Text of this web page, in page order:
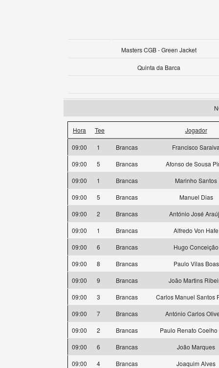
Masters CGB - Green Jacket
Quinta da Barca
Hora Tee Jogador
09:00 1 Brancas
Francisco
09:00
5 Brancas
Afonso de Sousa
09:00
1 Brancas
Marinho Santos
09:00
5 Brancas
Manuel Dias
09:00
2 Brancas
António José
09:00
1 Brancas
Alfredo Von Hafe
09:00
6 Brancas
Hugo Conceição
09:00
8 Brancas
Paulo Vilas Boas
09:00
9 Brancas
João Martins
09:00
3 Brancas
Carlos Manuel Santos
09:00
7 Brancas
António Carlos
09:00
2 Brancas
Paulo Renato
09:00
6 Brancas
João Marques
09:00
4 Brancas
Joaquim Alves